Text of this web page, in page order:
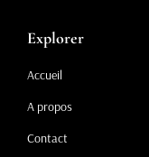
Explorer
Accueil
A propos
Contact